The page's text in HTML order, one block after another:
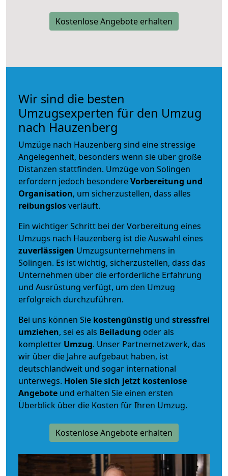
Kostenlose Angebote erhalten
Wir sind die besten
Umzugsexperten für den Umzug
nach Hauzenberg
Umzüge nach Hauzenberg sind eine stressige
Angelegenheit, besonders wenn sie über große
Distanzen stattfinden. Umzüge von Solingen
erfordern jedoch besondereVorbereitung und
Organisation, um sicherzustellen, dass alles
reibungslosverläuft.
Ein wichtiger Schritt bei der Vorbereitung eines
Umzugs nach Hauzenberg ist die Auswahl eines
zuverlässigen Umzugsunternehmens in
Solingen. Es ist wichtig, sicherzustellen, dass das
Unternehmen über die erforderliche Erfahrung
und Ausrüstung verfügt, um den Umzug
erfolgreich durchzuführen.
Bei uns können Sie kostengünstig und stressfrei
umziehen, sei es als Beiladung oder als
kompletter Umzug. Unser Partnernetzwerk, das
wir über die Jahre aufgebaut haben, ist
deutschlandweit und sogar international
unterwegs. Holen Sie sich jetzt kostenlose
Angebote und erhalten Sie einen ersten
Überblick über die Kosten für Ihren Umzug.
Kostenlose Angebote erhalten